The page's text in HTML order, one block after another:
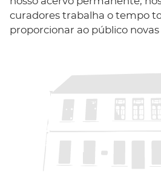
curadores trabalha o tempo
proporcionar ao público novas